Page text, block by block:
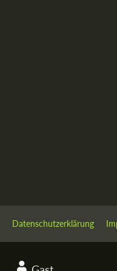
Datenschutzerklärung